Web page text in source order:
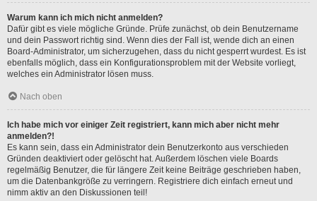
Warum kann ich mich nicht anmelden?
Dafür gibt es viele mögliche Gründe. Prüfe zunächst, ob dein Benutzername
und dein Passwort richtig sind. Wenn dies der Fall ist, wende dich an einen
Board-Administrator, um sicherzugehen, dass du nicht gesperrt wurdest. Es ist
ebenfalls möglich, dass ein Konfigurationsproblem mit der Website vorliegt,
welches ein Administrator lösen muss.
Nach oben
Ich habe mich vor einiger Zeit registriert, kann mich aber nicht mehr
anmelden?!
Es kann sein, dass ein Administrator dein Benutzerkonto aus verschieden
Gründen deaktiviert oder gelöscht hat. Außerdem löschen viele Boards
regelmäßig Benutzer, die für längere Zeit keine Beiträge geschrieben haben,
um die Datenbankgröße zu verringern. Registriere dich einfach erneut und
nimm aktiv an den Diskussionen teil!